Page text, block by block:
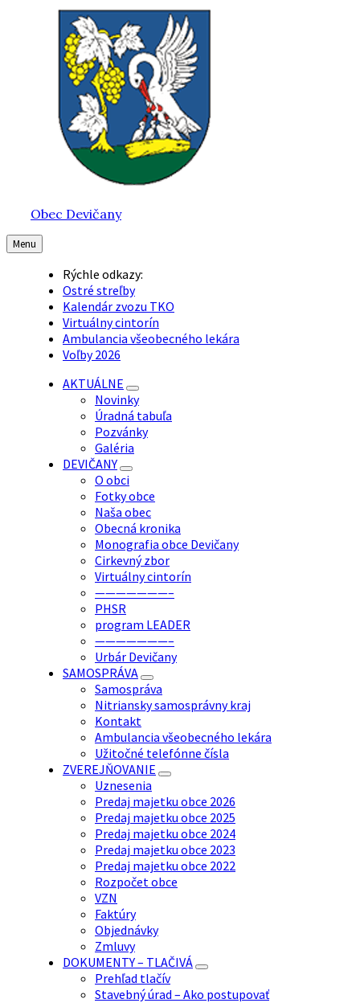
Obec Devičany
Menu
Rýchle odkazy:
Ostré streľby
Kalendár zvozu TKO
Virtuálny cintorín
Ambulancia všeobecného lekára
Voľby 2026
AKTUÁLNE
Novinky
Úradná tabuľa
Pozvánky
Galéria
DEVIČANY
O obci
Fotky obce
Naša obec
Obecná kronika
Monografia obce Devičany
Cirkevný zbor
Virtuálny cintorín
———————–
PHSR
program LEADER
———————–
Urbár Devičany
SAMOSPRÁVA
Samospráva
Nitriansky samosprávny kraj
Kontakt
Ambulancia všeobecného lekára
Užitočné telefónne čísla
ZVEREJŇOVANIE
Uznesenia
Predaj majetku obce 2026
Predaj majetku obce 2025
Predaj majetku obce 2024
Predaj majetku obce 2023
Predaj majetku obce 2022
Rozpočet obce
VZN
Faktúry
Objednávky
Zmluvy
DOKUMENTY – TLAČIVÁ
Prehľad tlačív
Stavebný úrad – Ako postupovať